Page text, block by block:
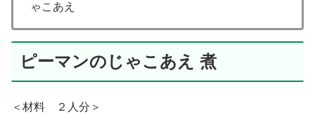
ゃこあえ
ピーマンのじゃこあえ 煮
＜材料 ２人分＞